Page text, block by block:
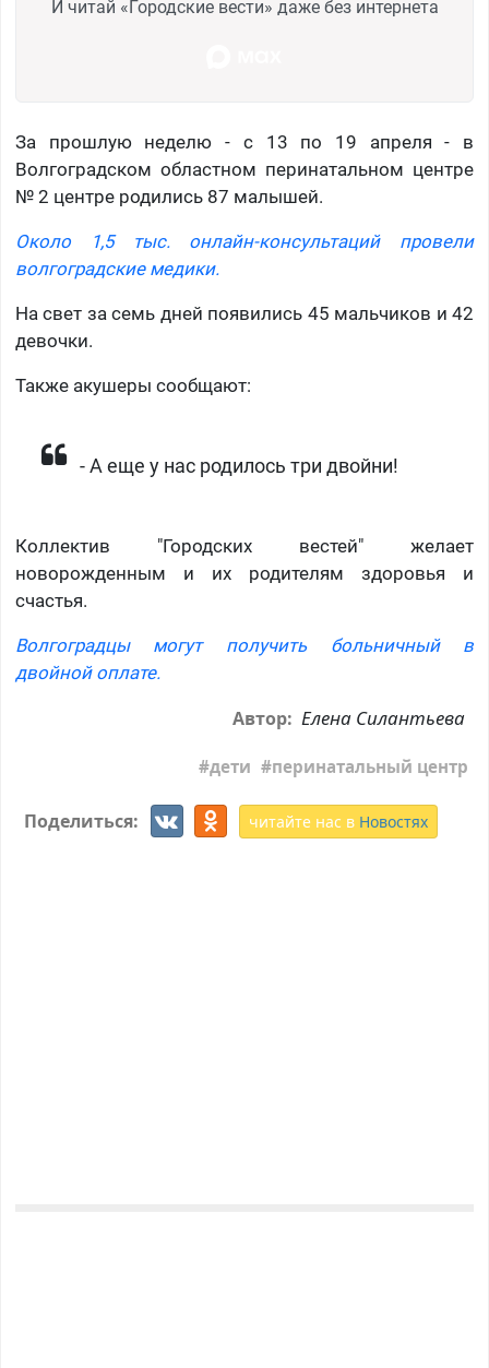
И читай «Городские вести» даже без интернета
За прошлую неделю - с 13 по 19 апреля - в
Волгоградском областном перинатальном центре
№ 2 центре родились 87 малышей.
Около 1,5 тыс. онлайн-консультаций провели
волгоградские медики.
На свет за семь дней появились 45 мальчиков и 42
девочки.
Также акушеры сообщают:
​- А еще у нас родилось три двойни!
Коллектив "Городских вестей" желает
новорожденным и их родителям здоровья и
счастья.
Волгоградцы могут получить больничный в
двойной оплате.
Автор: Елена Силантьева
дети перинатальный центр
Поделиться: читайте нас в Новостях